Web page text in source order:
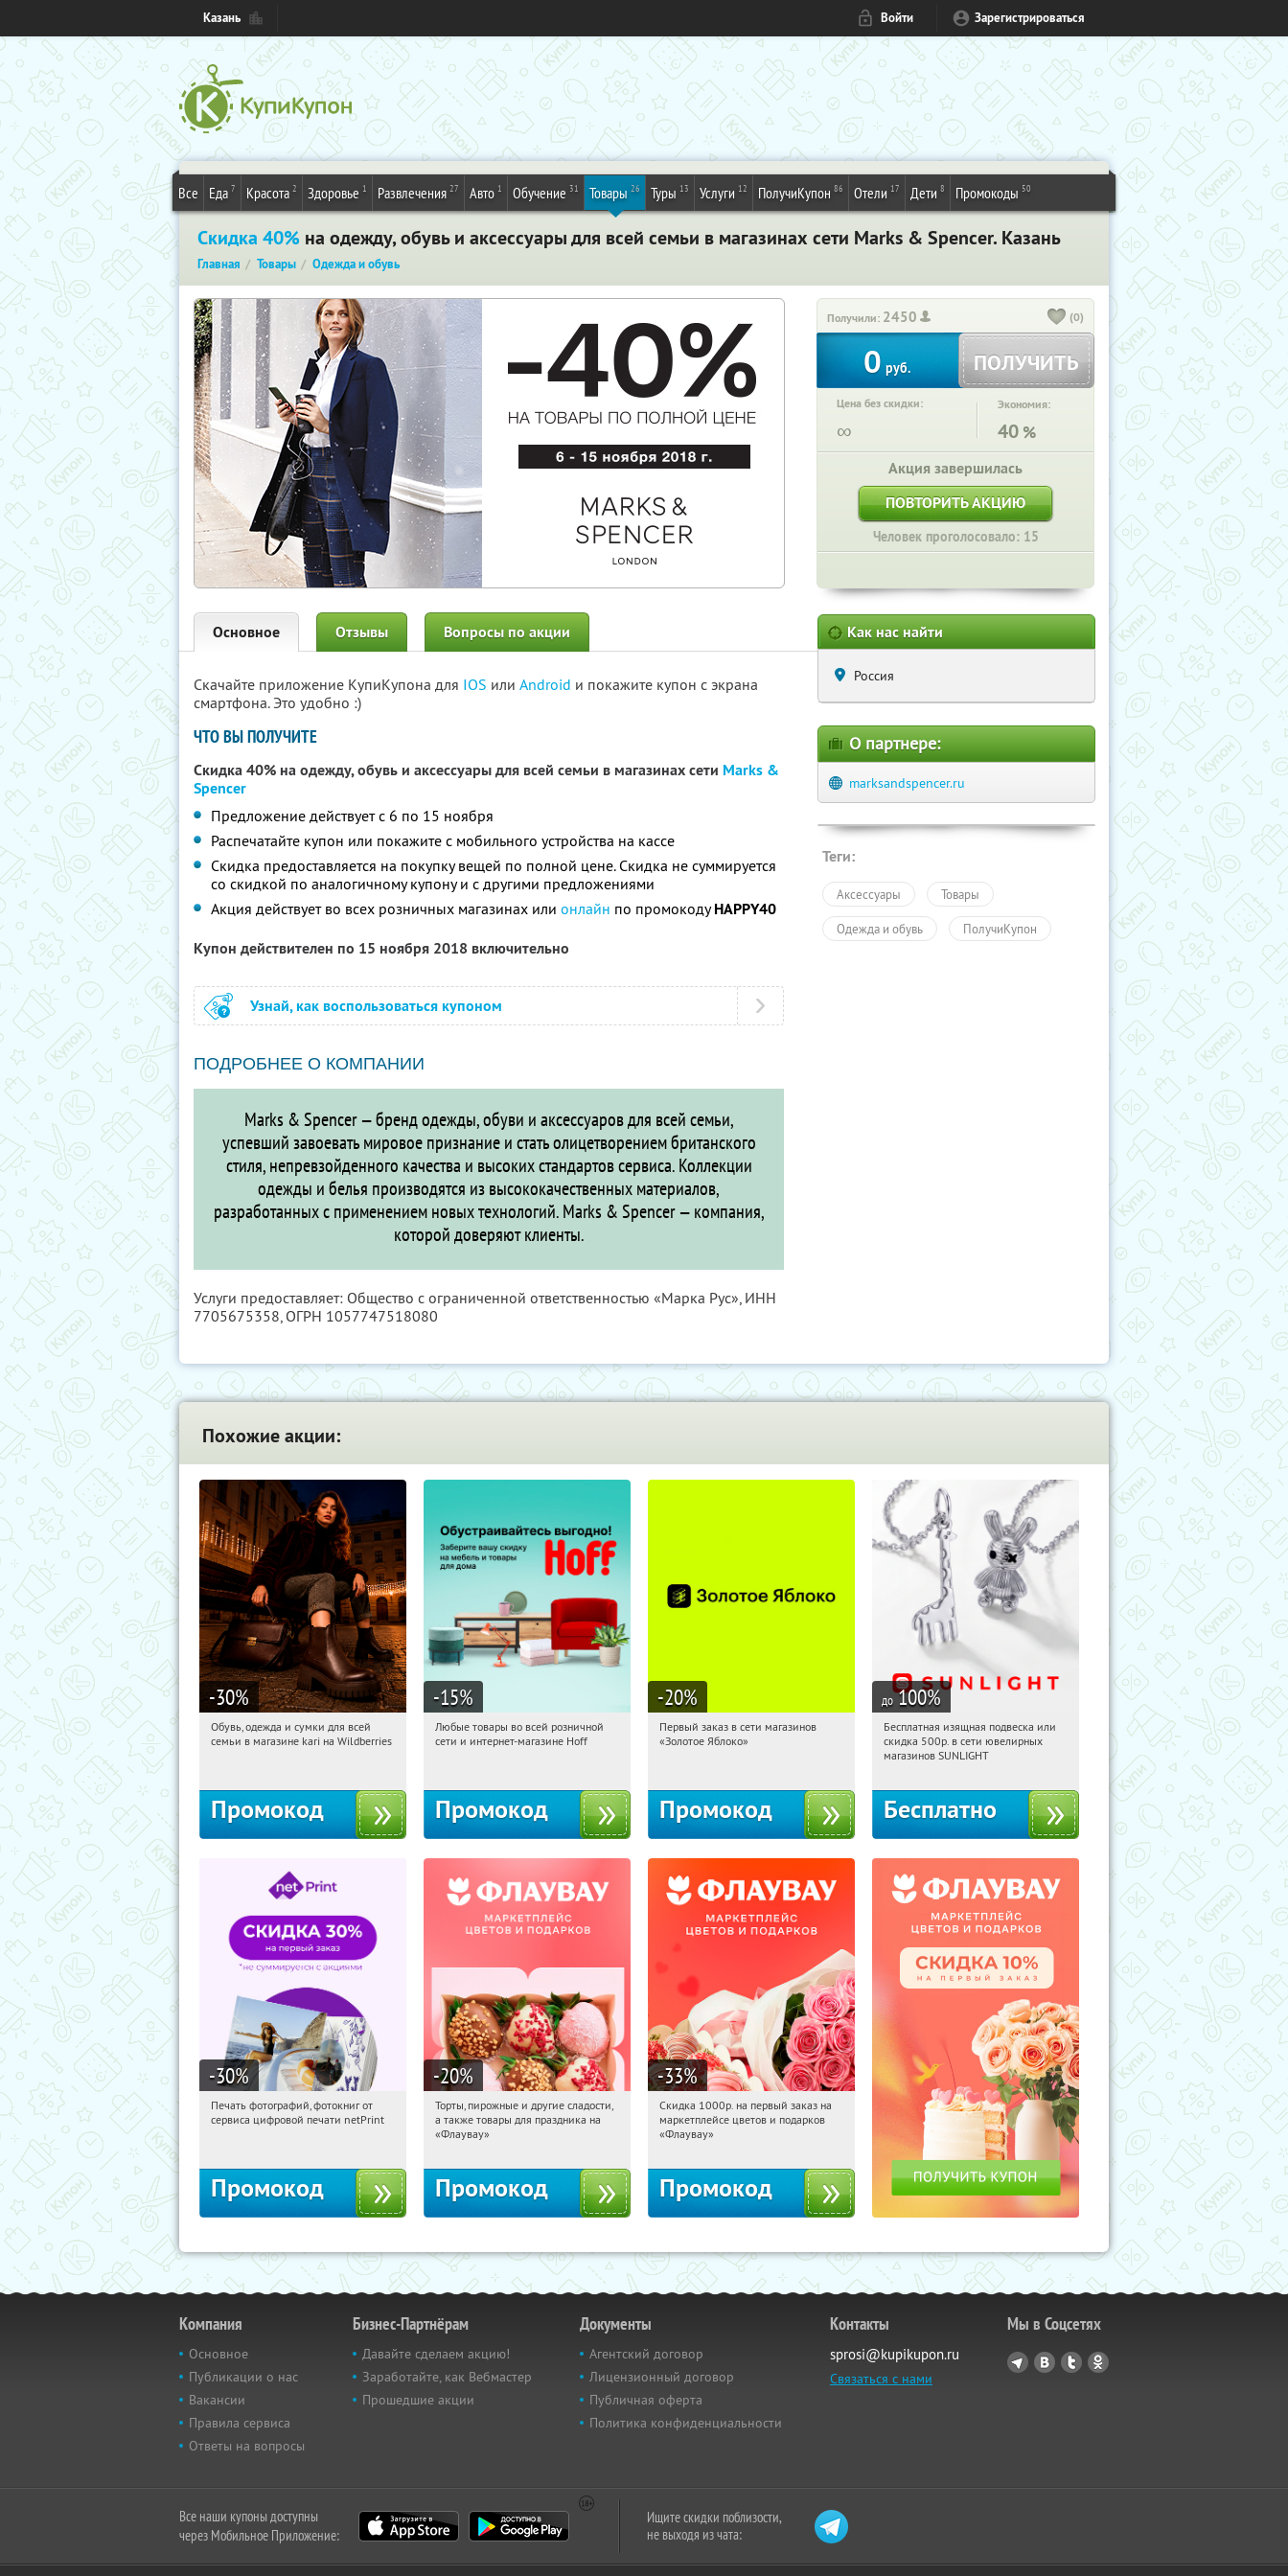
Казань Войти Зарегистрироваться
Все Еда 7 Красота 2 Здоровье 1 Развлечения 27 Авто 1 Обучение 31 Товары 26 Туры 13 Услуги 12 ПолучиКупон 86 Отели 17 Дети 8 Промокоды 50
Скидка 40% на одежду, обувь и аксессуары для всей семьи в магазинах сети Marks & Spencer. Казань
Главная Товары Одежда и обувь
Получили: 2450 (0)
0 руб. ПОЛУЧИТЬ
Цена без скидки:
∞
Экономия:
40 %
Акция завершилась
ПОВТОРИТЬ АКЦИЮ
Человек проголосовало: 15
Основное Отзывы Вопросы по акции
Скачайте приложение КупиКупона для IOS или Android и покажите купон с экрана
смартфона. Это удобно :)
ЧТО ВЫ ПОЛУЧИТЕ
Скидка 40% на одежду, обувь и аксессуары для всей семьи в магазинах сети Marks &
Spencer
Предложение действует с 6 по 15 ноября
Распечатайте купон или покажите с мобильного устройства на кассе
Скидка предоставляется на покупку вещей по полной цене. Скидка не суммируется
со скидкой по аналогичному купону и с другими предложениями
Акция действует во всех розничных магазинах или онлайн по промокодуHAPPY40
Купон действителен по 15 ноября 2018 включительно
Узнай, как воспользоваться купоном
ПОДРОБНЕЕ О КОМПАНИИ
Marks & Spencer — бренд одежды, обуви и аксессуаров для всей семьи,
успевший завоевать мировое признание и стать олицетворением британского
стиля, непревзойденного качества и высоких стандартов сервиса. Коллекции
одежды и белья производятся из высококачественных материалов,
разработанных с применением новых технологий. Marks & Spencer — компания,
которой доверяют клиенты.
Услуги предоставляет: Общество с ограниченной ответственностью «Марка Рус», ИНН
7705675358, ОГРН 1057747518080
Как нас найти
Россия
О партнере:
marksandspencer.ru
Теги:
Аксессуары Товары
Одежда и обувь ПолучиКупон
Похожие акции:
-30%
00:48:59 Получили:
Обувь, одежда и сумки для всей
семьи в магазине kari на Wildberries
Промокод
-15%
00:48:59 Получили:
Любые товары во всей розничной
сети и интернет-магазине Hoff
Промокод
-20%
00:48:59
Получи первым!
Первый заказ в сети магазинов
«Золотое Яблоко»
Промокод
до 100%
00:48:59 Получили:
Россия
Бесплатная изящная подвеска или
скидка 500р. в сети ювелирных
магазинов SUNLIGHT
Бесплатно
-30%
00:48:59 Получили:
Печать фотографий, фотокниг от
сервиса цифровой печати netPrint
Промокод
-20%
00:48:59 Получили:
Россия
Торты, пирожные и другие сладости,
а также товары для праздника на
«Флаувау»
Промокод
-33%
00:48:59 Получили:
Россия
Скидка 1000р. на первый заказ на
маркетплейсе цветов и подарков
«Флаувау»
Промокод
Компания
Основное
Публикации о нас
Вакансии
Правила сервиса
Ответы на вопросы
Бизнес-Партнёрам
Давайте сделаем акцию!
Заработайте, как Вебмастер
Прошедшие акции
Документы
Агентский договор
Лицензионный договор
Публичная оферта
Политика конфиденциальности
Контакты
sprosi@kupikupon.ru
Связаться с нами
Мы в Соцсетях
Все наши купоны доступны
через Мобильное Приложение:
Ищите скидки поблизости,
не выходя из чата: